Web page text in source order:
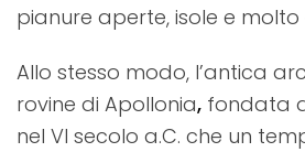
pianure aperte, isole e
Allo stesso modo, l’antica
rovine di Apollonia, fondata
nel VI secolo a.C. che un